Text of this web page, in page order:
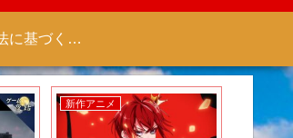
特定商取引法に基づく表記（商取引に関する開示）
新作アニメ